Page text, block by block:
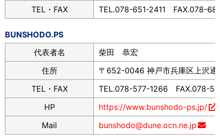
TEL・FAX
TEL.078-651-2411 FAX.078-
BUNSHODO.PS
代表者名
柴田 恭宏
住所
〒652-0046 神戸市兵庫区上沢
TEL・FAX
TEL.078-577-1266 FAX.078-
HP
https://www.bunshodo-ps.jp/
Mail
bunshodo@dune.ocn.ne.jp